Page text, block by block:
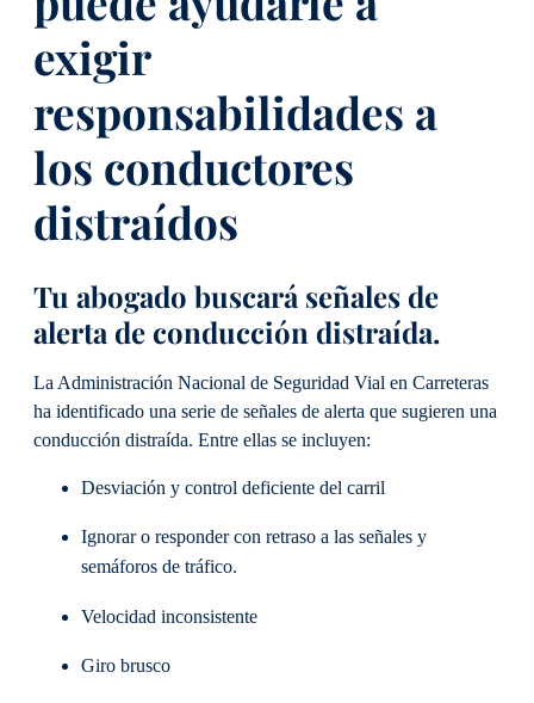
exigir
responsabilidades a
los conductores
distraídos
Tu abogado buscará señales de
alerta de conducción distraída.
La Administración Nacional de Seguridad Vial en Carreteras
ha identificado una serie de señales de alerta que sugieren una
conducción distraída. Entre ellas se incluyen:
Desviación y control deficiente del carril
Ignorar o responder con retraso a las señales y
semáforos de tráfico.
Velocidad inconsistente
Giro brusco